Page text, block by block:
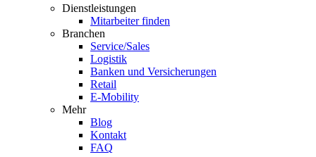
Dienstleistungen
Mitarbeiter finden
Branchen
Service/Sales
Logistik
Banken und Versicherungen
Retail
E-Mobility
Mehr
Blog
Kontakt
FAQ